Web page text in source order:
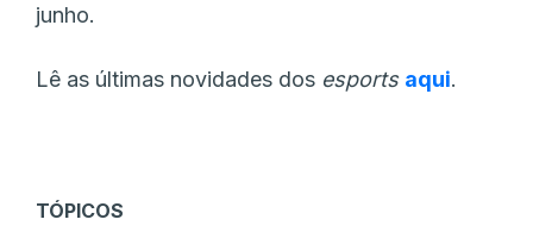
junho.
Lê as últimas novidades dos esports aqui.
TÓPICOS